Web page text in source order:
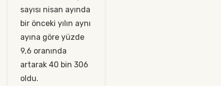
sayısı nisan ayında
bir önceki yılın aynı
ayına göre yüzde
9,6 oranında
artarak 40 bin 306
oldu.